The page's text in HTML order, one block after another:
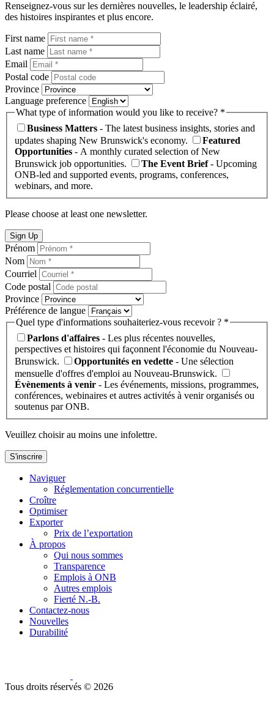
d'accueil
Renseignez-vous sur les dernières nouvelles, le leadership éclairé,
des histoires inspirantes et plus encore.
First name
Last name
Email
Postal code
Province
Language preference
What type of information would you like to receive? *
Business Matters - The latest business insights, stories and
updates shaping New Brunswick's economy.
Featured
Opportunities - A monthly curated selection of New
Brunswick job opportunities.
The Event Brief- Upcoming
ONB-led and supported events, programs, conferences,
webinars, and more.
Please choose at least one newsletter.
Sign Up
Prénom
Nom
Courriel
Code postal
Province
Préférence de langue
Quel type d'informations souhaiteriez-vous recevoir ? *
Parlons d'affaires - Les plus récentes nouvelles,
perspectives et histoires qui façonnent l'économie du Nouveau-
Brunswick.
Opportunités en vedette - Une sélection
mensuelle d'offres d'emploi au Nouveau-Brunswick.
Évènements à venir - Les événements, missions, programmes,
conférences, webinaires et autres activités à venir organisés ou
soutenus par ONB.
Veuillez choisir au moins une infolettre.
S'inscrire
Naviguer
Réglementation concurrentielle
Croître
Optimiser
Exporter
Prix de l’exportation
À propos
Qui nous sommes
Transparence
Emplois à ONB
Autres emplois
Fierté N.-B.
Contactez-nous
Nouvelles
Durabilité
Tous droits réservés © 2026